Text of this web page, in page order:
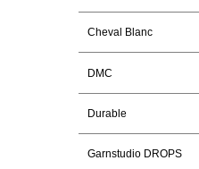
Cheval Blanc
DMC
Durable
Garnstudio DROPS